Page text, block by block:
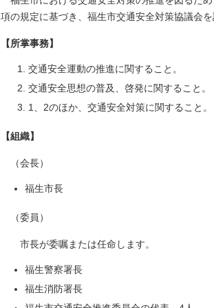
項の規定に基づき、福生市交通安全対策協議会を
【所掌事務】
交通安全運動の推進に関すること。
交通安全思想の普及、啓発に関すること。
1、2のほか、交通安全対策に関すること。
【組織】
（会長）
福生市長
（委員）
市長が委嘱または任命します。
福生警察署長
福生消防署長